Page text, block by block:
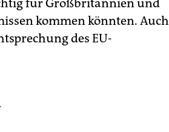
für Großbritannien und
kommen könnten. Auch
des EU-